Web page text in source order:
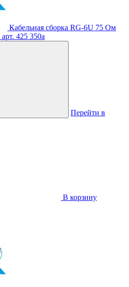
Кабельная сборка RG-6U 75 Ом
арт. 425 350a
Перейти в
В корзину